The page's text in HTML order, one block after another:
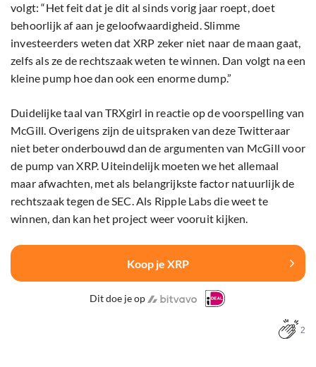
volgt: “Het feit dat je dit al sinds vorig jaar roept, doet
behoorlijk af aan je geloofwaardigheid. Slimme
investeerders weten dat XRP zeker niet naar de maan gaat,
zelfs als ze de rechtszaak weten te winnen. Dan volgt na een
kleine pump hoe dan ook een enorme dump.”
Duidelijke taal van TRXgirl in reactie op de voorspelling van
McGill. Overigens zijn de uitspraken van deze Twitteraar
niet beter onderbouwd dan de argumenten van McGill voor
de pump van XRP. Uiteindelijk moeten we het allemaal
maar afwachten, met als belangrijkste factor natuurlijk de
rechtszaak tegen de SEC. Als Ripple Labs die weet te
winnen, dan kan het project weer vooruit kijken.
Koop je XRP
Dit doe je op
2